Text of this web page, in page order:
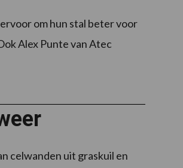
om hun stal beter voor
Alex Punte van Atec
celwanden uit graskuil en